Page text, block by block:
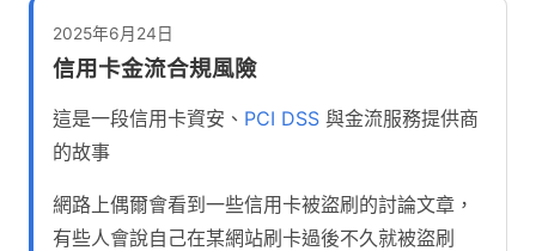
2025年6月24日
信用卡金流合規風險
這是一段信用卡資安、 PCI DSS 與金流服務提供商
的故事
網路上偶爾會看到一些信用卡被盜刷的討論文章，
有些人會說自己在某網站刷卡過後不久就被盜刷